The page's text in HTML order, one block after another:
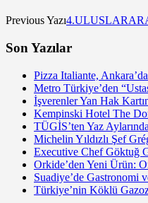
Previous Yazı
Son Yazılar
Pizza Italiante,
Metro Türkiye’den
İşverenler Yan Hak
Kempinski Hotel The
TÜGİS’ten Yaz
Michelin Yıldızlı Şef
Executive Chef Göktuğ
Orkide’den Yeni Ürün:
Suadiye’de Gastronomi
Türkiye’nin Köklü Gazoz